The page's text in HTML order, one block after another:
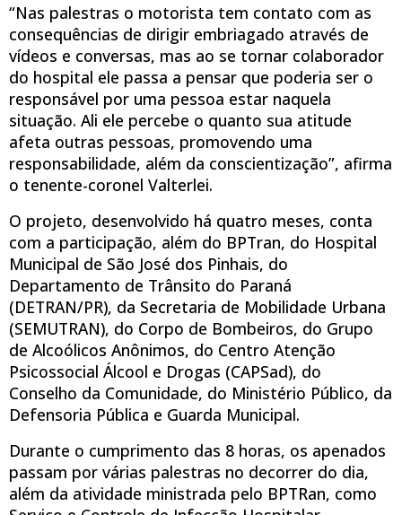
“Nas palestras o motorista tem contato com as
consequências de dirigir embriagado através de
vídeos e conversas, mas ao se tornar colaborador
do hospital ele passa a pensar que poderia ser o
responsável por uma pessoa estar naquela
situação. Ali ele percebe o quanto sua atitude
afeta outras pessoas, promovendo uma
responsabilidade, além da conscientização”, afirma
o tenente-coronel Valterlei.
O projeto, desenvolvido há quatro meses, conta
com a participação, além do BPTran, do Hospital
Municipal de São José dos Pinhais, do
Departamento de Trânsito do Paraná
(DETRAN/PR), da Secretaria de Mobilidade Urbana
(SEMUTRAN), do Corpo de Bombeiros, do Grupo
de Alcoólicos Anônimos, do Centro Atenção
Psicossocial Álcool e Drogas (CAPSad), do
Conselho da Comunidade, do Ministério Público, da
Defensoria Pública e Guarda Municipal.
Durante o cumprimento das 8 horas, os apenados
passam por várias palestras no decorrer do dia,
além da atividade ministrada pelo BPTRan, como